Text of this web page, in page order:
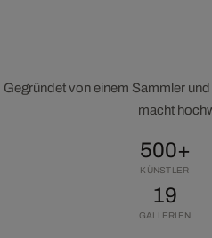
Gegründet von einem Sammler
macht
500+
KÜNSTLER
19
GALLERIEN